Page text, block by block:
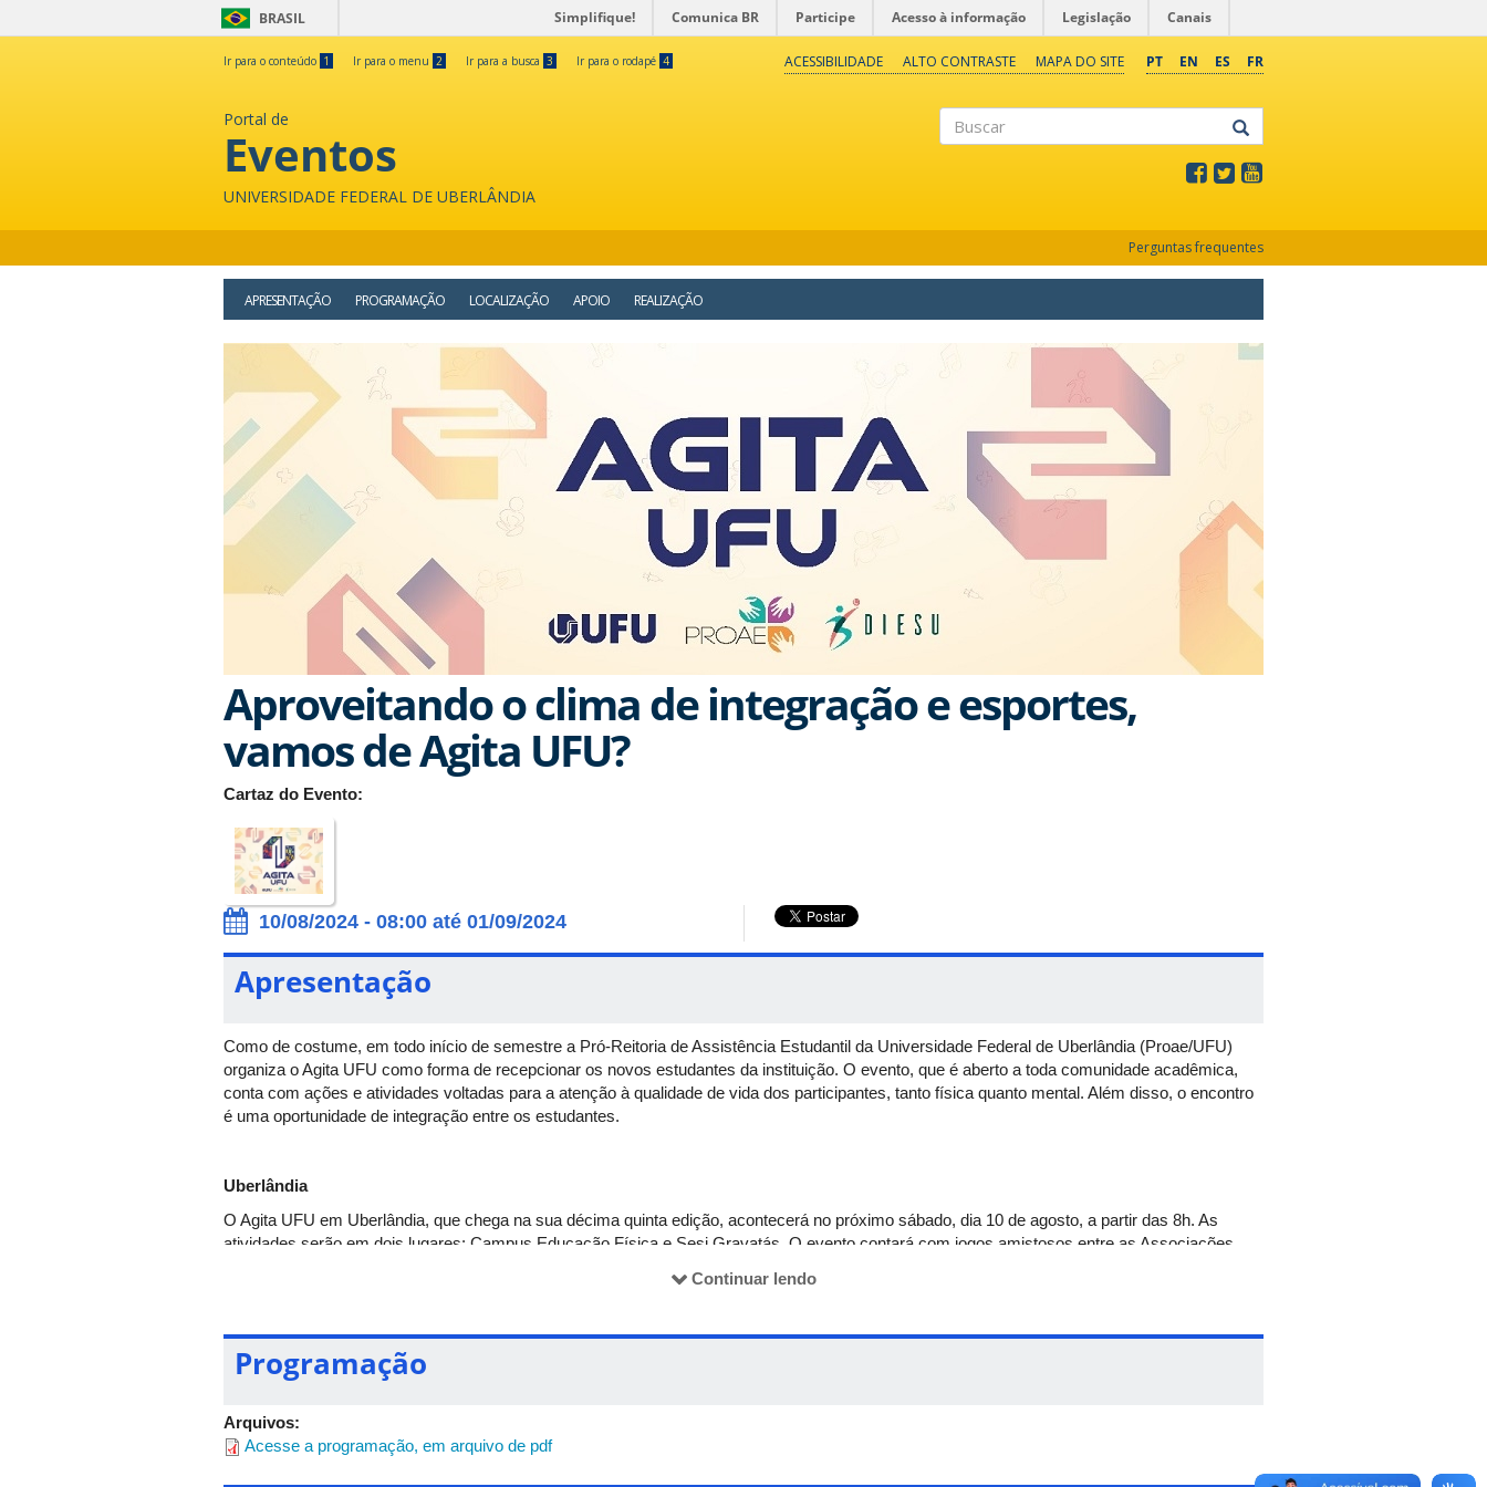
BRASIL Simplifique! Comunica BR Participe Acesso à informação Legislação Canais
Ir para o conteúdo 1 Ir para o menu 2 Ir para a busca 3 Ir para o rodapé 4 PT EN ES FR
ACESSIBILIDADE ALTO CONTRASTE MAPA DO SITE
Portal de
Eventos
UNIVERSIDADE FEDERAL DE UBERLÂNDIA
Perguntas frequentes
APRESENTAÇÃO PROGRAMAÇÃO LOCALIZAÇÃO APOIO REALIZAÇÃO
Aproveitando o clima de integração e esportes,
vamos de Agita UFU?
Cartaz do Evento:
10/08/2024 - 08:00 até 01/09/2024
Apresentação
Como de costume, em todo início de semestre a Pró-Reitoria de Assistência Estudantil da Universidade Federal de Uberlândia (Proae/UFU)
organiza o Agita UFU como forma de recepcionar os novos estudantes da instituição. O evento, que é aberto a toda comunidade acadêmica,
conta com ações e atividades voltadas para a atenção à qualidade de vida dos participantes, tanto física quanto mental. Além disso, o encontro
é uma oportunidade de integração entre os estudantes.
Uberlândia
O Agita UFU em Uberlândia, que chega na sua décima quinta edição, acontecerá no próximo sábado, dia 10 de agosto, a partir das 8h. As
atividades serão em dois lugares: Campus Educação Física e Sesi Gravatás. O evento contará com jogos amistosos entre as Associações
No Campus Educação Física
Competições de handebol, futebol de campo e peteca, a partir das 8h;
Treino aberto de natação, a partir das 8h;
Ensaio aberto das Baterias Universitárias (BUs) da UFU, a partir das 10h;
Continuar lendo
Programação
Arquivos:
Acesse a programação, em arquivo de pdf